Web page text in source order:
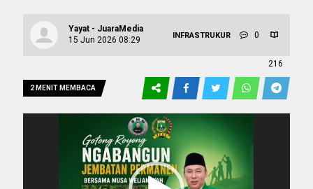
Yayat - JuaraMedia
15 Jun 2026 08:29
INFRASTRUKUR 0
216
2 MENIT MEMBACA
Pemutar
Video